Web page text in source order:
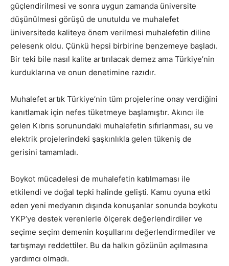
güçlendirilmesi ve sonra uygun zamanda üniversite
düşünülmesi görüşü de unutuldu ve muhalefet
üniversitede kaliteye önem verilmesi muhalefetin diline
pelesenk oldu. Çünkü hepsi birbirine benzemeye başladı.
Bir teki bile nasıl kalite artırılacak demez ama Türkiye’nin
kurduklarına ve onun denetimine razıdır.
Muhalefet artık Türkiye’nin tüm projelerine onay verdiğini
kanıtlamak için nefes tüketmeye başlamıştır. Akıncı ile
gelen Kıbrıs sorunundaki muhalefetin sıfırlanması, su ve
elektrik projelerindeki şaşkınlıkla gelen tükeniş de
gerisini tamamladı.
Boykot mücadelesi de muhalefetin katılmaması ile
etkilendi ve doğal tepki halinde gelişti. Kamu oyuna etki
eden yeni medyanın dışında konuşanlar sonunda boykotu
YKP’ye destek verenlerle ölçerek değerlendirdiler ve
seçime seçim demenin koşullarını değerlendirmediler ve
tartışmayı reddettiler. Bu da halkın gözünün açılmasına
yardımcı olmadı.